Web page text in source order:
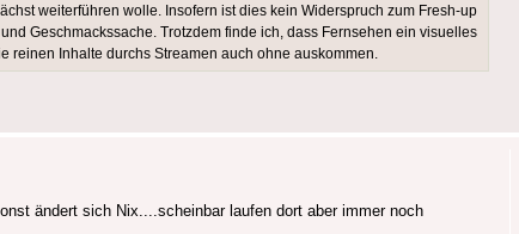
weiterführen wolle. Insofern ist dies kein Widerspruch zum Fresh-up
Geschmackssache. Trotzdem finde ich, dass Fernsehen ein visuelles
reinen Inhalte durchs Streamen auch ohne auskommen.
ändert sich Nix....scheinbar laufen dort aber immer noch